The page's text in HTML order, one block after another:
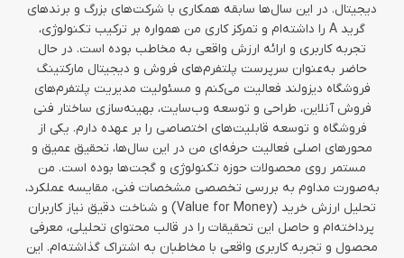
دیجیتال. در این سال‌ها سابقه همکاری با شرکت‌های بزرگ و برندهای
گرید A را داشته‌ام و تمرکز کاری من همواره بر ترکیب تکنولوژی،
تجربه کاربری و ارائه ارزش واقعی به مخاطب بوده است. در حال
حاضر به‌عنوان سرپرست پلتفرم‌های فروش و دیجیتال مارکتینگ
فروشگاه دیزولند فعالیت می‌کنم و مسئولیت مدیریت پلتفرم‌های
فروش آنلاین، طراحی و توسعه وب‌سایت، بهینه‌سازی ساختار فنی
فروشگاه و توسعه قابلیت‌های اختصاصی را بر عهده دارم. یکی از
محورهای اصلی فعالیت حرفه‌ای من در این سال‌ها، تحقیق عمیق و
مستمر روی محصولات حوزه تکنولوژی و گجت‌ها بوده است. من
به‌صورت مداوم به بررسی تخصصی مشخصات فنی، مقایسه عملکرد،
تحلیل ارزش خرید (Value for Money) و شناخت دقیق نیاز کاربران
پرداخته‌ام و حاصل این تحقیقات را در قالب محتوای تحلیلی، معرفی
محصول و تجربه کاربری واقعی با مخاطبان به اشتراک گذاشته‌ام. این